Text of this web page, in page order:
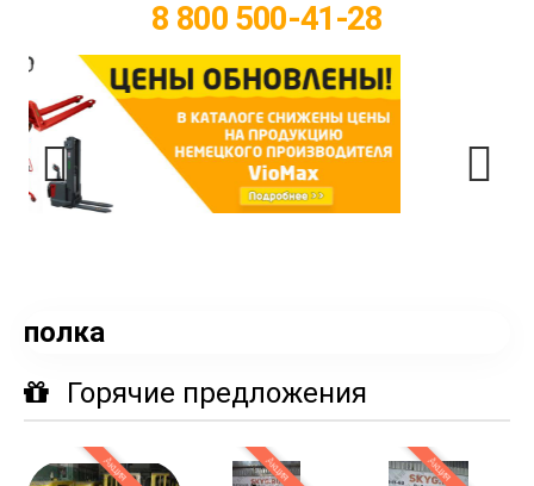
8 800 500-41-28
полка
Горячие предложения
Акция Акция Акция